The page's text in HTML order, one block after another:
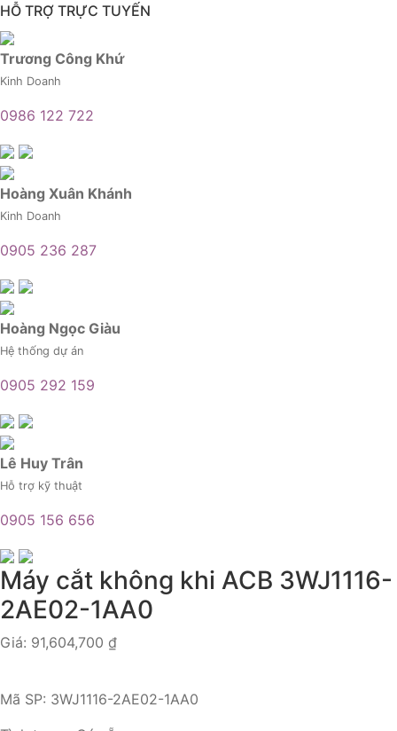
HỖ TRỢ TRỰC TUYẾN
Trương Công Khứ
Kinh Doanh
0986 122 722
Hoàng Xuân Khánh
Kinh Doanh
0905 236 287
Hoàng Ngọc Giàu
Hệ thống dự án
0905 292 159
Lê Huy Trân
Hỗ trợ kỹ thuật
0905 156 656
Máy cắt không khi ACB 3WJ1116-
2AE02-1AA0
Giá: 91,604,700 ₫
Mã SP: 3WJ1116-2AE02-1AA0